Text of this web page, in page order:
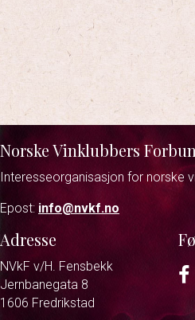
Norske Vinklubbers
Interesseorganisasjon for norske
Epost: info@nvkf.no
Adresse
NVkF v/H. Fensbekk
Jernbanegata 8
1606 Fredrikstad